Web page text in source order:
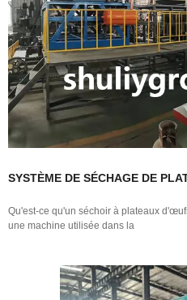
SYSTÈME DE SÉCHAGE DE
Qu'est-ce qu'un séchoir à plateaux
une machine utilisée dans la